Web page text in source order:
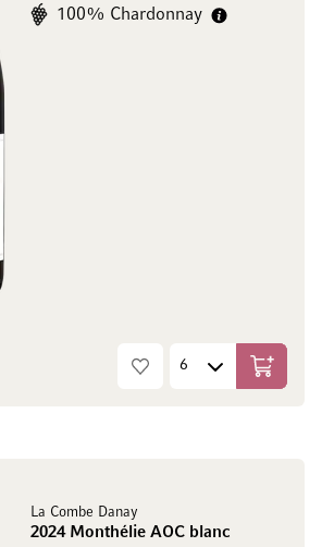
100% Chardonnay
La Combe Danay
2024 Monthélie AOC blanc